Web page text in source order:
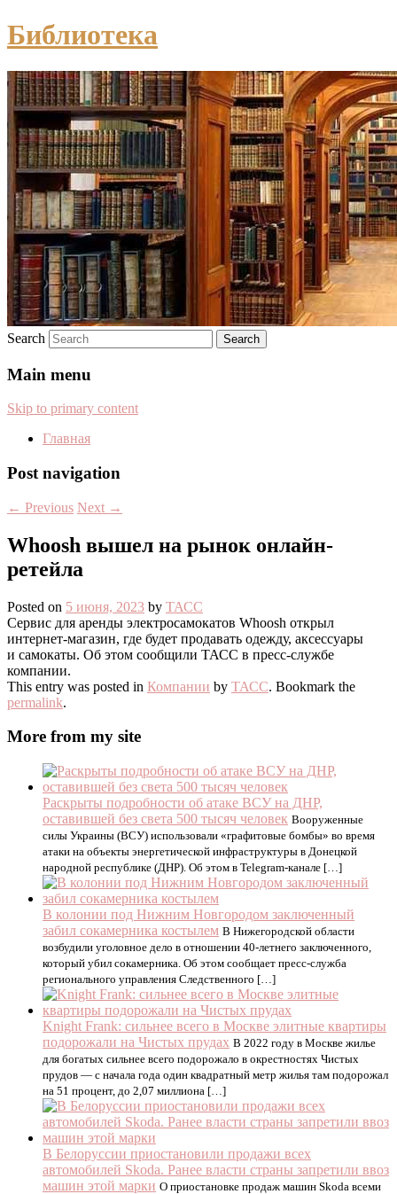
Библиотека
Search
Main menu
Skip to primary content
Главная
Post navigation
← Previous Next →
Whoosh вышел на рынок онлайн-
ретейла
Posted on 5 июня, 2023 by ТАСС
Сервис для аренды электросамокатов Whoosh открыл
интернет-магазин, где будет продавать одежду, аксессуары
и самокаты. Об этом сообщили ТАСС в пресс-службе
компании.
This entry was posted in Компании by ТАСС. Bookmark the
permalink.
More from my site
Раскрыты подробности об атаке ВСУ на ДНР,
оставившей без света 500 тысяч человек Вооруженные
силы Украины (ВСУ) использовали «графитовые бомбы» во время
атаки на объекты энергетической инфраструктуры в Донецкой
народной республике (ДНР). Об этом в Telegram-канале […]
В колонии под Нижним Новгородом заключенный
забил сокамерника костылем В Нижегородской области
возбудили уголовное дело в отношении 40-летнего заключенного,
который убил сокамерника. Об этом сообщает пресс-служба
регионального управления Следственного […]
Knight Frank: сильнее всего в Москве элитные квартиры
подорожали на Чистых прудах В 2022 году в Москве жилье
для богатых сильнее всего подорожало в окрестностях Чистых
прудов — с начала года один квадратный метр жилья там подорожал
на 51 процент, до 2,07 миллиона […]
В Белоруссии приостановили продажи всех
автомобилей Skoda. Ранее власти страны запретили ввоз
машин этой марки О приостановке продаж машин Skoda всеми